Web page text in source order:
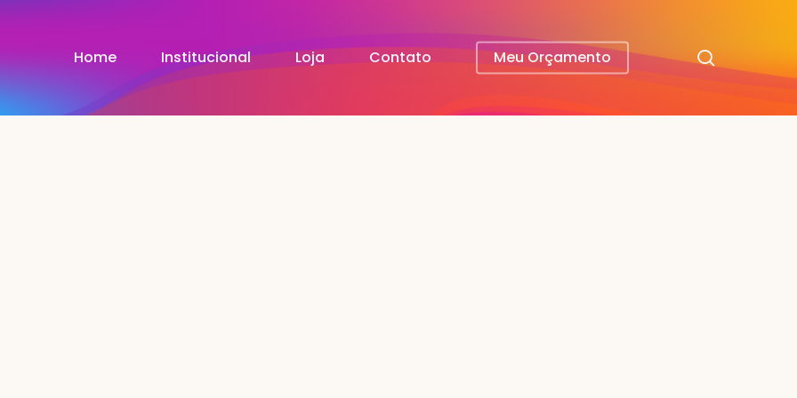
Home Institucional Loja Contato Meu Orçamento